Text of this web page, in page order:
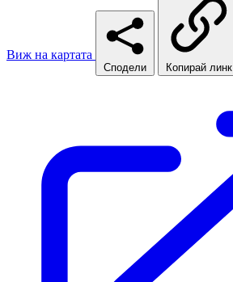
Виж на картата
Сподели Копирай линк